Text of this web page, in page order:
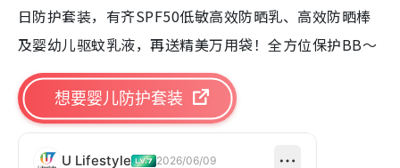
日防护套装，有齐SPF50低敏高效防晒乳、高效防晒棒
及婴幼儿驱蚊乳液，再送精美万用袋！全方位保护BB～
想要婴儿防护套装